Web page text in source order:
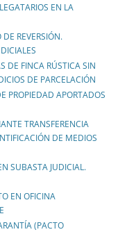
EN LA
REVERSIÓN.
DE FINCA RÚSTICA SIN
DE PARCELACIÓN
PROPIEDAD APORTADOS
TRANSFERENCIA
DE MEDIOS
SUBASTA JUDICIAL.
EN OFICINA
(PACTO